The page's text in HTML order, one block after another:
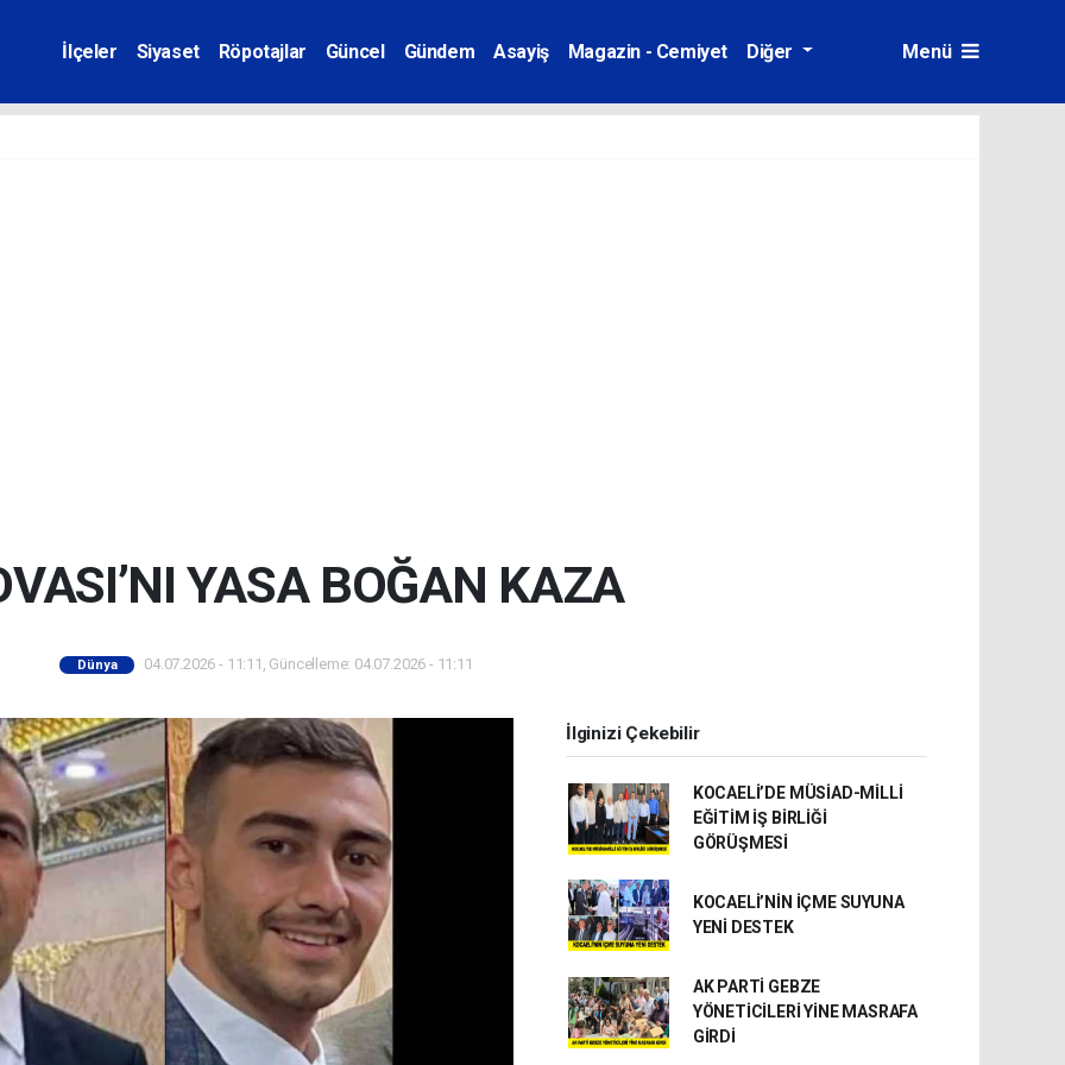
İlçeler Siyaset Röpotajlar Güncel Gündem Asayiş Magazin - Cemiyet Diğer Menü
YASA BOĞAN KAZA
Dünya 04.07.2026 - 11:11, Güncelleme: 04.07.2026 - 11:11
İlginizi Çekebilir
KOCAELİ’DE MÜSİAD-MİLLİ
EĞİTİM İŞ BİRLİĞİ
GÖRÜŞMESİ
KOCAELİ’NİN İÇME SUYUNA
YENİ DESTEK
AK PARTİ GEBZE
YÖNETİCİLERİ YİNE MASRAFA
GİRDİ